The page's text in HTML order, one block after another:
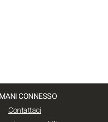
CONNESSO
Contattaci